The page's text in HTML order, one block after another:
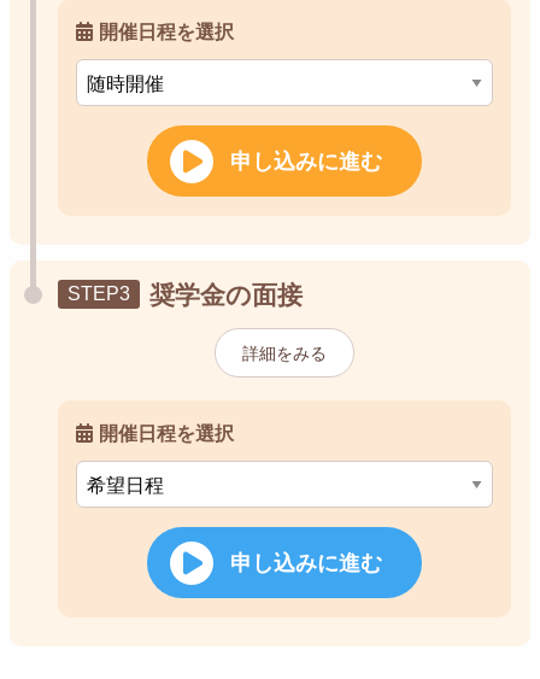
開催日程を選択
申し込みに進む
奨学金の面接
詳細をみる
開催日程を選択
申し込みに進む